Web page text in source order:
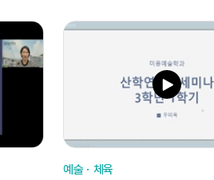
예술ㆍ체육